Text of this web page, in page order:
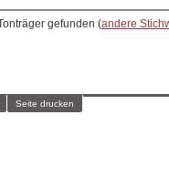
gefunden (andere
Seite drucken